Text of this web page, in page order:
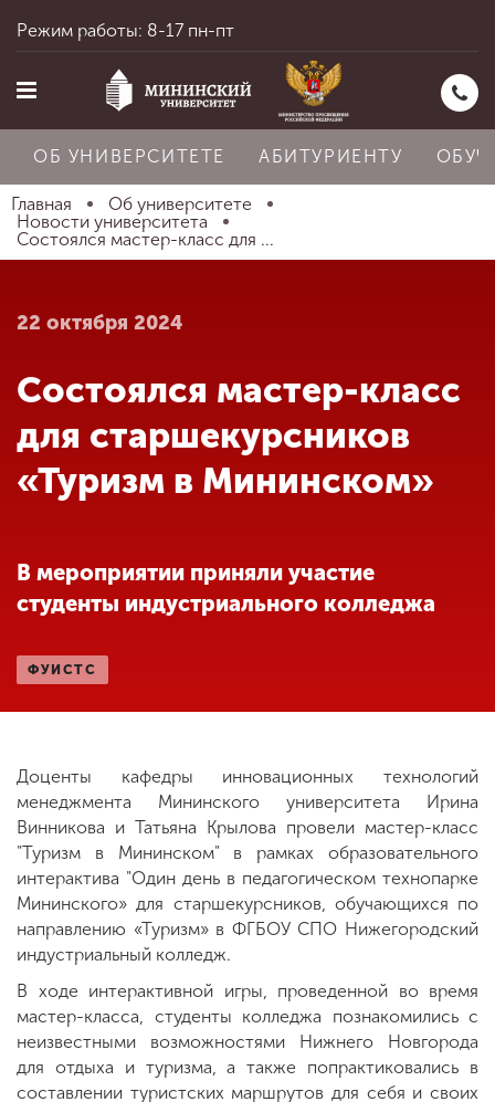
Главная
Абитуриенту
Обучение
Наука
Международная
деятельность
деятельности
Студенческая жизнь
Сведения об
образовательной
ENG SPN CHI
Режим работы: 8-17 пн-пт
ОБ УНИВЕРСИТЕТЕ АБИТУРИЕНТУ
Главная
Об университете
Новости университета
Состоялся мастер-класс для ...
22 октября 2024
Состоялся мастер-класс
для старшекурсников
«Туризм в Мининском»
В мероприятии приняли участие
студенты индустриального колледжа
ФУИСТС
Доценты кафедры инновационных технологий
менеджмента Мининского университета Ирина
Винникова и Татьяна Крылова провели мастер-класс
"Туризм в Мининском" в рамках образовательного
интерактива "Один день в педагогическом технопарке
Мининского» для старшекурсников, обучающихся по
направлению «Туризм» в ФГБОУ СПО Нижегородский
индустриальный колледж.
В ходе интерактивной игры, проведенной во время
мастер-класса, студенты колледжа познакомились с
неизвестными возможностями Нижнего Новгорода
для отдыха и туризма, а также попрактиковались в
составлении туристских маршрутов для себя и своих